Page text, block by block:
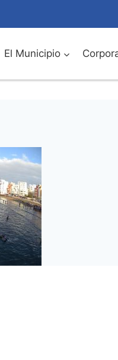
El Municipio